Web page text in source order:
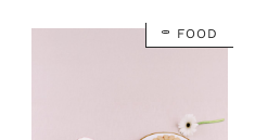
FOOD